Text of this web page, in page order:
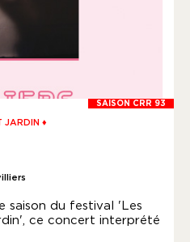
SAISON CRR 93
JARDIN ♦
saison du festival 'Les
ce concert interprété